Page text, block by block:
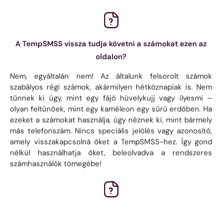
A TempSMSS vissza tudja követni a számokat ezen az
oldalon?
Nem, egyáltalán nem! Az általunk felsorolt ​​számok
szabályos régi számok, akármilyen hétköznapiak is. Nem
tűnnek ki úgy, mint egy fájó hüvelykujj vagy ilyesmi –
olyan feltűnőek, mint egy kaméleon egy sűrű erdőben. Ha
ezeket a számokat használja, úgy néznek ki, mint bármely
más telefonszám. Nincs speciális jelölés vagy azonosító,
amely visszakapcsolná őket a TempSMSS-hez. Így gond
nélkül használhatja őket, beleolvadva a rendszeres
számhasználók tömegébe!